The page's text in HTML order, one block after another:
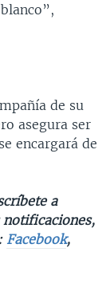
de su
asegura ser
encargará de
a
Facebook,